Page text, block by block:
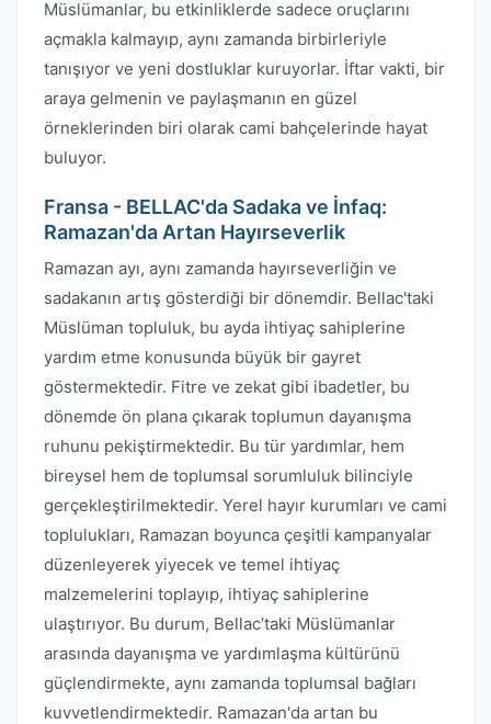
Müslümanlar, bu etkinliklerde sadece oruçlarını
açmakla kalmayıp, aynı zamanda birbirleriyle
tanışıyor ve yeni dostluklar kuruyorlar. İftar vakti, bir
araya gelmenin ve paylaşmanın en güzel
örneklerinden biri olarak cami bahçelerinde hayat
buluyor.
Fransa - BELLAC'da Sadaka ve İnfaq:
Ramazan'da Artan Hayırseverlik
Ramazan ayı, aynı zamanda hayırseverliğin ve
sadakanın artış gösterdiği bir dönemdir. Bellac'taki
Müslüman topluluk, bu ayda ihtiyaç sahiplerine
yardım etme konusunda büyük bir gayret
göstermektedir. Fitre ve zekat gibi ibadetler, bu
dönemde ön plana çıkarak toplumun dayanışma
ruhunu pekiştirmektedir. Bu tür yardımlar, hem
bireysel hem de toplumsal sorumluluk bilinciyle
gerçekleştirilmektedir. Yerel hayır kurumları ve cami
toplulukları, Ramazan boyunca çeşitli kampanyalar
düzenleyerek yiyecek ve temel ihtiyaç
malzemelerini toplayıp, ihtiyaç sahiplerine
ulaştırıyor. Bu durum, Bellac’taki Müslümanlar
arasında dayanışma ve yardımlaşma kültürünü
güçlendirmekte, aynı zamanda toplumsal bağları
kuvvetlendirmektedir. Ramazan'da artan bu